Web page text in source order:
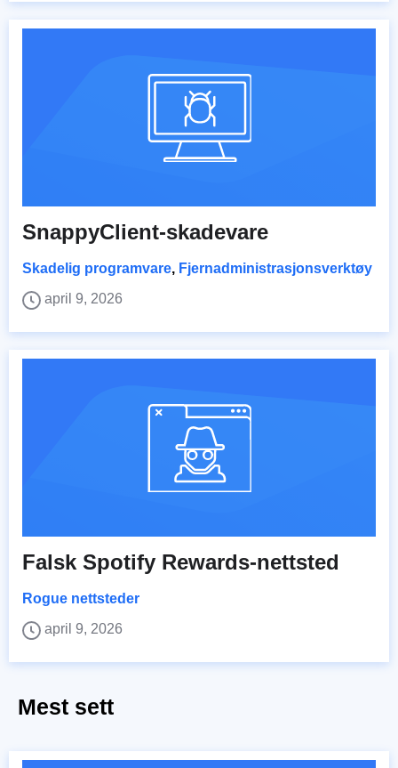
SnappyClient-skadevare
Skadelig programvare, Fjernadministrasjonsverktøy
april 9, 2026
Falsk Spotify Rewards-nettsted
Rogue nettsteder
april 9, 2026
Mest sett